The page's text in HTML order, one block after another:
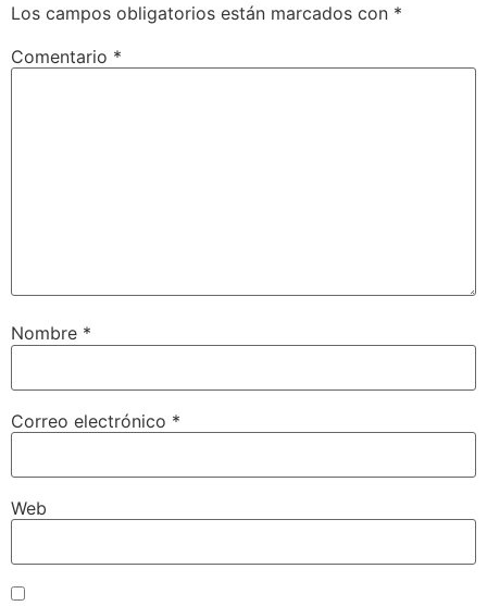
Los campos obligatorios están marcados con *
Comentario *
Nombre *
Correo electrónico *
Web